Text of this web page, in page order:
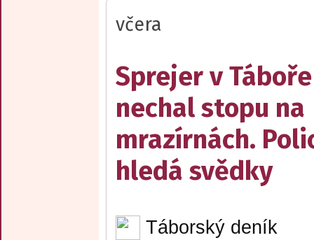
včera
Sprejer v Táboře
nechal stopu na
mrazírnách.
hledá svědky
Táborský deník